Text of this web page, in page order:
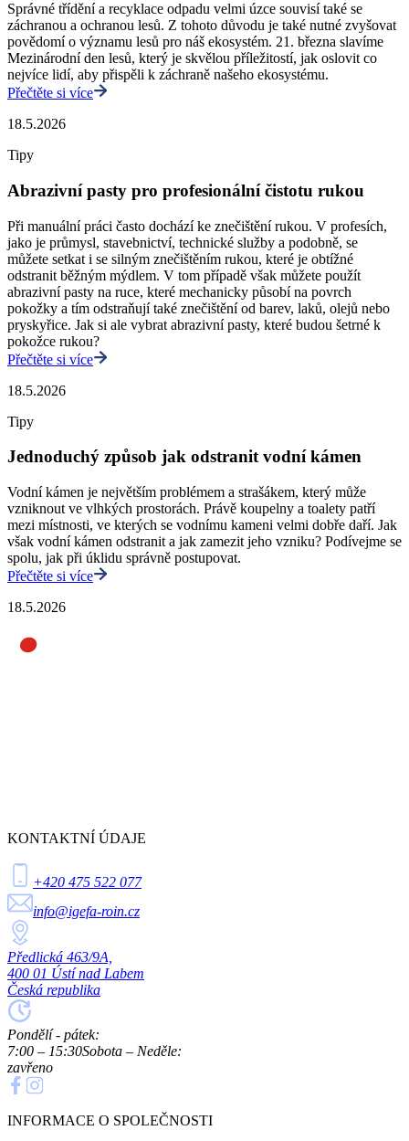
Správné třídění a recyklace odpadu velmi úzce souvisí také se
záchranou a ochranou lesů. Z tohoto důvodu je také nutné zvyšovat
povědomí o významu lesů pro náš ekosystém. 21. března slavíme
Mezinárodní den lesů, který je skvělou příležitostí, jak oslovit co
nejvíce lidí, aby přispěli k záchraně našeho ekosystému.
Přečtěte si více
18.5.2026
Tipy
Abrazivní pasty pro profesionální čistotu rukou
Při manuální práci často dochází ke znečištění rukou. V profesích,
jako je průmysl, stavebnictví, technické služby a podobně, se
můžete setkat i se silným znečištěním rukou, které je obtížné
odstranit běžným mýdlem. V tom případě však můžete použít
abrazivní pasty na ruce, které mechanicky působí na povrch
pokožky a tím odstraňují také znečištění od barev, laků, olejů nebo
pryskyřice. Jak si ale vybrat abrazivní pasty, které budou šetrné k
pokožce rukou?
Přečtěte si více
18.5.2026
Tipy
Jednoduchý způsob jak odstranit vodní kámen
Vodní kámen je největším problémem a strašákem, který může
vzniknout ve vlhkých prostorách. Právě koupelny a toalety patří
mezi místnosti, ve kterých se vodnímu kameni velmi dobře daří. Jak
však vodní kámen odstranit a jak zamezit jeho vzniku? Podívejme se
spolu, jak při úklidu správně postupovat.
Přečtěte si více
18.5.2026
KONTAKTNÍ ÚDAJE
+420 475 522 077
info@igefa-roin.cz
Předlická 463/9A,
400 01 Ústí nad Labem
Česká republika
Pondělí - pátek:
7:00 – 15:30Sobota – Neděle:
zavřeno
INFORMACE O SPOLEČNOSTI